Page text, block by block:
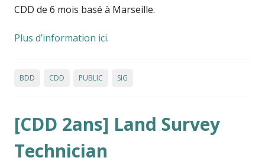
CDD de 6 mois basé à Marseille.
Plus d’information ici.
BDD CDD PUBLIC SIG
[CDD 2ans] Land Survey
Technician